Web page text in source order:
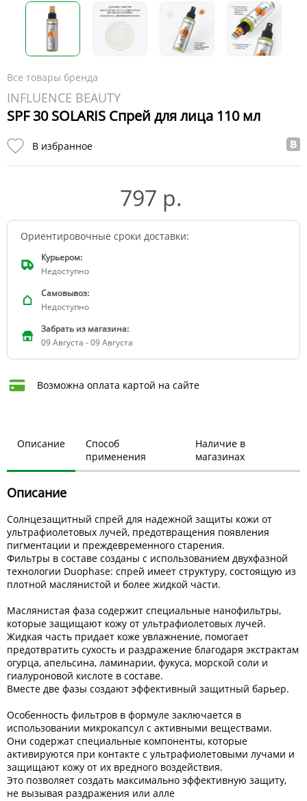
Все товары бренда
INFLUENCE BEAUTY
SPF 30 SOLARIS Спрей для лица 110 мл
В избранное
797 р.
Ориентировочные сроки доставки:
Курьером:
Недоступно
Самовывоз:
Недоступно
Забрать из магазина:
09 Августа - 09 Августа
Возможна оплата картой на сайте
Описание
Способ
применения
Наличие в
магазинах
Описание
Солнцезащитный спрей для надежной защиты кожи от
ультрафиолетовых лучей, предотвращения появления
пигментации и преждевременного старения.
Фильтры в составе созданы с использованием двухфазной
технологии Duophase: спрей имеет структуру, состоящую из
плотной маслянистой и более жидкой части.
Маслянистая фаза содержит специальные нанофильтры,
которые защищают кожу от ультрафиолетовых лучей.
Жидкая часть придает коже увлажнение, помогает
предотвратить сухость и раздражение благодаря экстрактам
огурца, апельсина, ламинарии, фукуса, морской соли и
гиалуроновой кислоте в составе.
Вместе две фазы создают эффективный защитный барьер.
Особенность фильтров в формуле заключается в
использовании микрокапсул с активными веществами.
Они содержат специальные компоненты, которые
активируются при контакте с ультрафиолетовыми лучами и
защищают кожу от их вредного воздействия.
Это позволяет создать максимально эффективную защиту,
не вызывая раздражения или алле